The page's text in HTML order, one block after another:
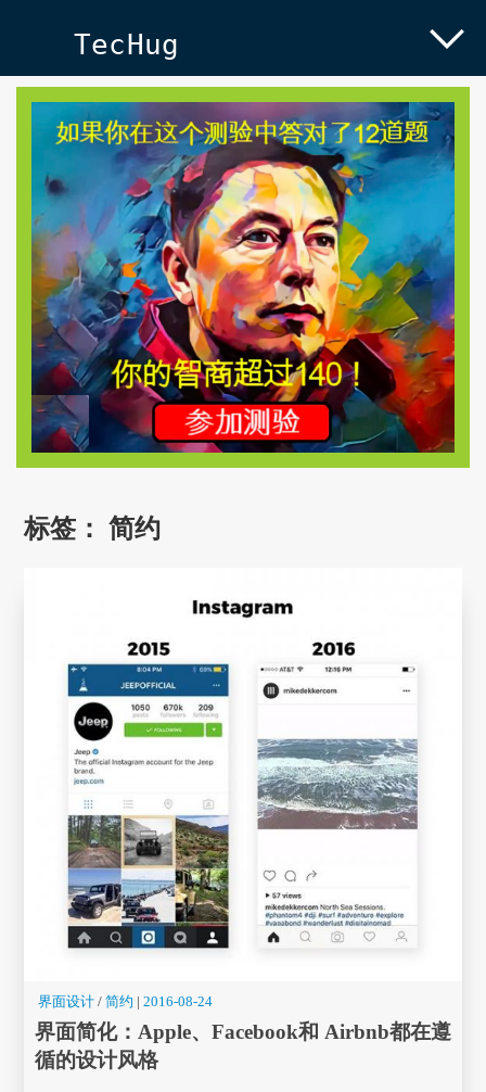
TecHug
标签：简约
界面设计 / 简约 |2016-08-24
界面简化：Apple、Facebook和 Airbnb都在遵
循的设计风格